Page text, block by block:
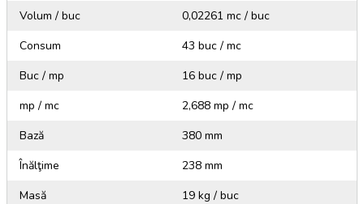
Volum / buc
0,02261 mc / buc
Consum
43 buc / mc
Buc / mp
16 buc / mp
mp / mc
2,688 mp / mc
Bază
380 mm
Înălţime
238 mm
Masă
19 kg / buc